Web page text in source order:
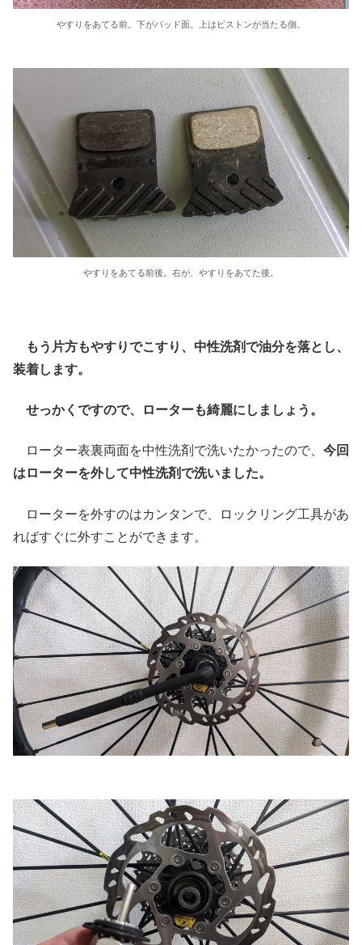
やすりをあてる前。下がパッド面。上はピストンが当たる側。
やすりをあてる前後。右が、やすりをあてた後。
もう片方もやすりでこすり、中性洗剤で油分を落とし、
装着します。
せっかくですので、ローターも綺麗にしましょう。
ローター表裏両面を中性洗剤で洗いたかったので、 今回
はローターを外して中性洗剤で洗いました。
ローターを外すのはカンタンで、ロックリング工具があ
ればすぐに外すことができます。